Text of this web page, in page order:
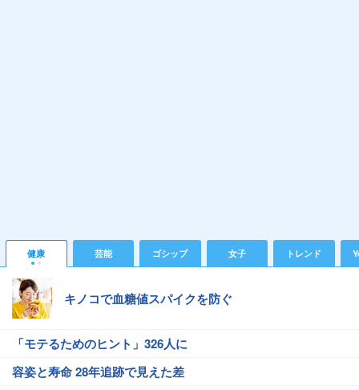
健康 芸能 ゴシップ 女子 トレンド
キノコで血糖値スパイクを防ぐ
「モテるためのヒント」326人に
容姿と寿命 28年追跡で見えた差